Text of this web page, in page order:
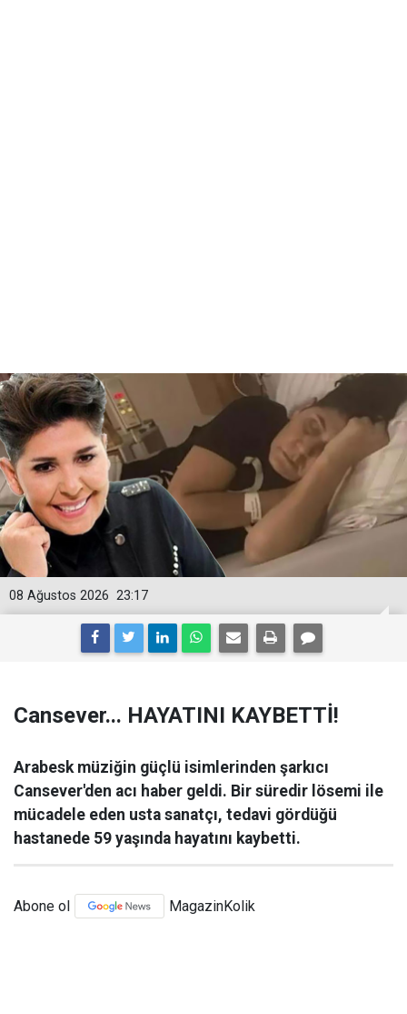
23:17
08 Ağustos 2026
Cansever... HAYATINI KAYBETTİ!
Arabesk müziğin güçlü isimlerinden şarkıcı
Cansever'den acı haber geldi. Bir süredir lösemi ile
mücadele eden usta sanatçı, tedavi gördüğü
hastanede 59 yaşında hayatını kaybetti.
Abone ol MagazinKolik